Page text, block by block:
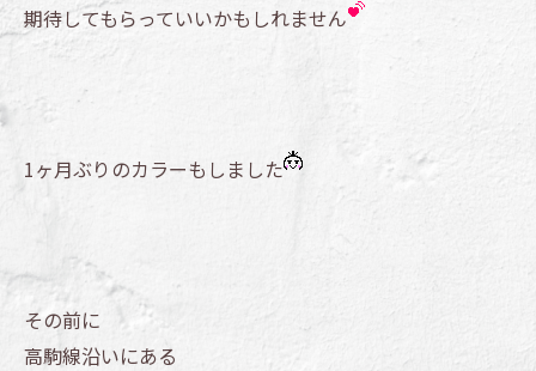
期待してもらっていいかもしれません
1ヶ月ぶりのカラーもしました
その前に
高駒線沿いにある